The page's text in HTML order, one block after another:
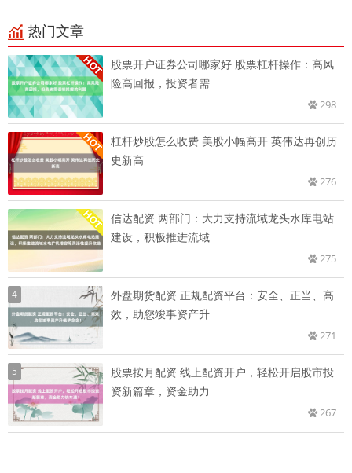
热门文章
股票开户证券公司哪家好 股票杠杆操作：高风
险高回报，投资者需
298
杠杆炒股怎么收费 美股小幅高开 英伟达再创历
史新高
276
信达配资 两部门：大力支持流域龙头水库电站
建设，积极推进流域
275
4
外盘期货配资 正规配资平台：安全、正当、高
效，助您竣事资产升
271
5
股票按月配资 线上配资开户，轻松开启股市投
资新篇章，资金助力
267